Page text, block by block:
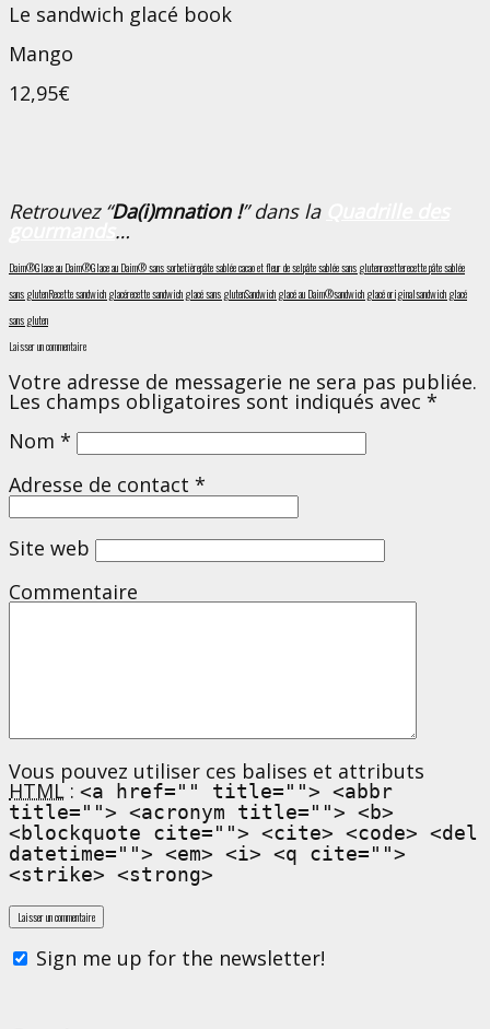
Le sandwich glacé book
Mango
12,95€
Retrouvez “Da(i)mnation !” dans la
…
Daim®Glace au Daim®Glace au Daim® sans sorbetièrepâte sablée cacao et fleur de selpâte sablée sans glutenrecetterecette pâte sablée
sans glutenRecette sandwich glacérecette sandwich glacé sans glutenSandwich glacé au Daim®sandwich glacé originalsandwich glacé
sans gluten
Laisser un commentaire
Votre adresse de messagerie ne sera pas publiée.
Les champs obligatoires sont indiqués avec *
Nom *
Adresse de contact *
Site web
Commentaire
Vous pouvez utiliser ces balises et attributs
HTML : <a href="" title=""> <abbr
title=""> <acronym title=""> <b>
<blockquote cite=""> <cite> <code> <del
datetime=""> <em> <i> <q cite="">
<strike> <strong>
Sign me up for the newsletter!